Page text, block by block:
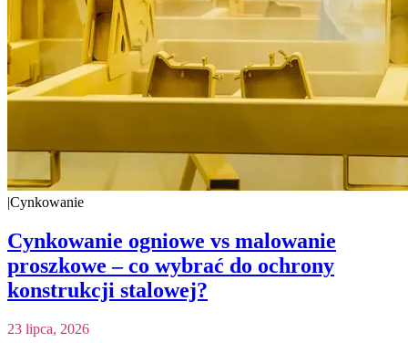
|Cynkowanie
Cynkowanie ogniowe vs malowanie
proszkowe – co wybrać do ochrony
konstrukcji stalowej?
23 lipca, 2026